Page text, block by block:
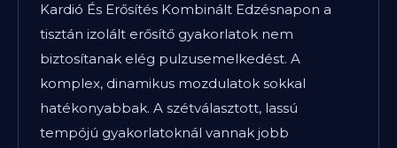
Kardió És Erősítés Kombinált Edzésnapon a
tisztán izolált erősítő gyakorlatok nem
biztosítanak elég pulzusemelkedést. A
komplex, dinamikus mozdulatok sokkal
hatékonyabbak. A szétválasztott, lassú
tempójú gyakorlatoknál vannak jobb